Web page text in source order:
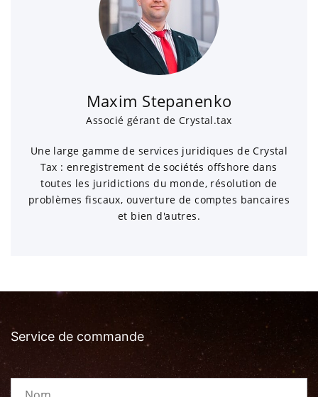
Maxim Stepanenko
Associé gérant de Crystal.tax
Une large gamme de services juridiques de Crystal
Tax : enregistrement de sociétés offshore dans
toutes les juridictions du monde, résolution de
problèmes fiscaux, ouverture de comptes bancaires
et bien d'autres.
Service de commande